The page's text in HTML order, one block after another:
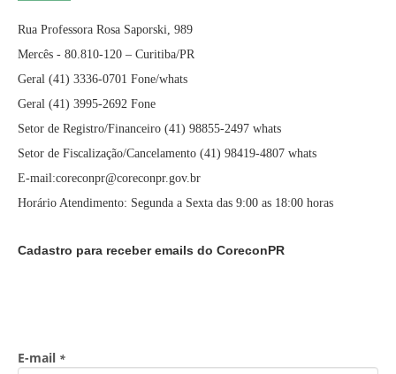
Rua Professora Rosa Saporski, 989
Mercês - 80.810-120 – Curitiba/PR
Geral (41) 3336-0701 Fone/whats
Geral (41) 3995-2692 Fone
Setor de Registro/Financeiro (41) 98855-2497 whats
Setor de Fiscalização/Cancelamento (41) 98419-4807 whats
E-mail:coreconpr@coreconpr.gov.br
Horário Atendimento: Segunda a Sexta das 9:00 as 18:00 horas
Cadastro para receber emails do CoreconPR